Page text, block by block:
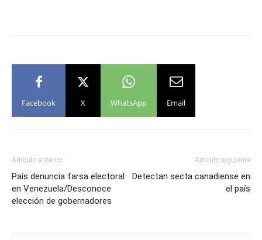
Facebook X WhatsApp Email
Artículo anterior
País denuncia farsa electoral
en Venezuela/Desconoce
elección de gobernadores
Artículo siguiente
Detectan secta canadiense en
el país